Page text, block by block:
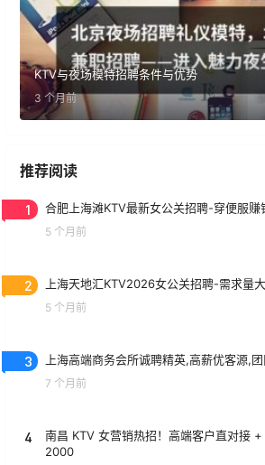
KTV与夜场模特招聘条件与优势
3 个月前
推荐阅读
1 合肥上海滩KTV最新女公关招聘-穿便服赚
5 个月前
2 上海天地汇KTV2026女公关招聘-需求量
5 个月前
3 上海高端商务会所诚聘精英,高薪优客源,
7 个月前
4
南昌 KTV 女营销热招！高端客户直对接
2000